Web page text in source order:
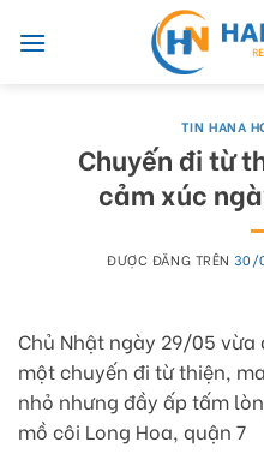
TIN HANA
Chuyến đi từ
cảm xúc
ĐƯỢC ĐĂNG TRÊN30/
Chủ Nhật ngày 29/05
một chuyến đi từ thiện,
nhỏ nhưng đầy ấp tấm
mồ côi Long Hoa, quận 7